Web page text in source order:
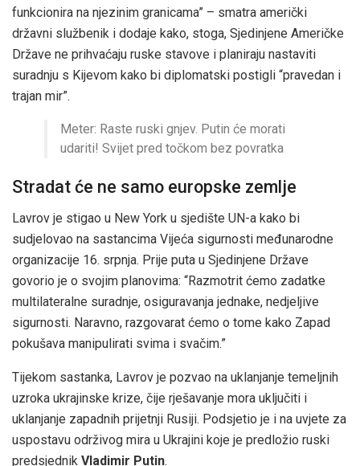
funkcionira na njezinim granicama” – smatra američki
državni službenik i dodaje kako, stoga, Sjedinjene Američke
Države ne prihvaćaju ruske stavove i planiraju nastaviti
suradnju s Kijevom kako bi diplomatski postigli “pravedan i
trajan mir”.
Meter: Raste ruski gnjev. Putin će morati
udariti! Svijet pred točkom bez povratka
Stradat će ne samo europske zemlje
Lavrov je stigao u New York u sjedište UN-a kako bi
sudjelovao na sastancima Vijeća sigurnosti međunarodne
organizacije 16. srpnja. Prije puta u Sjedinjene Države
govorio je o svojim planovima: “Razmotrit ćemo zadatke
multilateralne suradnje, osiguravanja jednake, nedjeljive
sigurnosti. Naravno, razgovarat ćemo o tome kako Zapad
pokušava manipulirati svima i svačim.”
Tijekom sastanka, Lavrov je pozvao na uklanjanje temeljnih
uzroka ukrajinske krize, čije rješavanje mora uključiti i ​​
uklanjanje zapadnih prijetnji Rusiji. Podsjetio je i na uvjete za
uspostavu održivog mira u Ukrajini koje je predložio ruski
predsjednik Vladimir Putin.